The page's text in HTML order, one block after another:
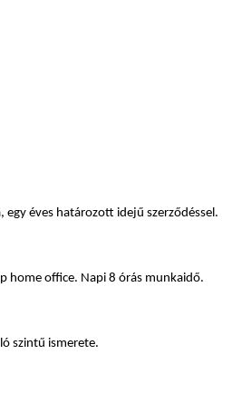
éves határozott idejű szerződéssel.
home office. Napi 8 órás munkaidő.
szintű ismerete.